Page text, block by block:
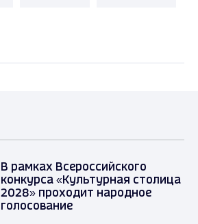
В рамках Всероссийского
конкурса «Культурная столица
2028» проходит народное
голосование